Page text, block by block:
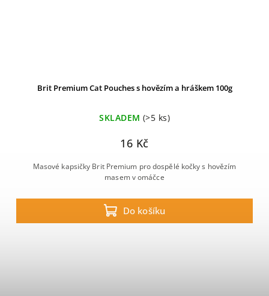
Brit Premium Cat Pouches s hovězím a hráškem 100g
SKLADEM (>5 ks)
16 Kč
Do košíku
Masové kapsičky Brit Premium pro dospělé kočky s hovězím
masem v omáčce